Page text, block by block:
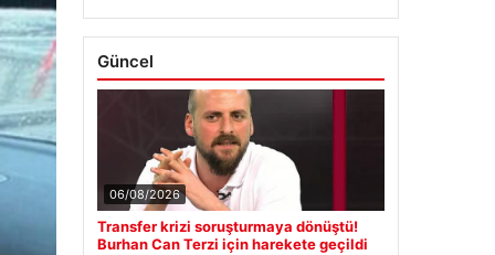
Güncel
06/08/2026
Transfer krizi soruşturmaya dönüştü!
Burhan Can Terzi için harekete geçildi